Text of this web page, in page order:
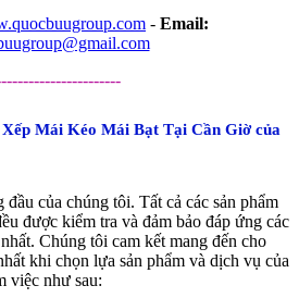
- Email:
Mái Kéo Mái Bạt Tại Cần Giờ của
của chúng tôi. Tất cả các sản phẩm
được kiểm tra và đảm bảo đáp ứng các
Chúng tôi cam kết mang đến cho
khi chọn lựa sản phẩm và dịch vụ của
việc như sau: